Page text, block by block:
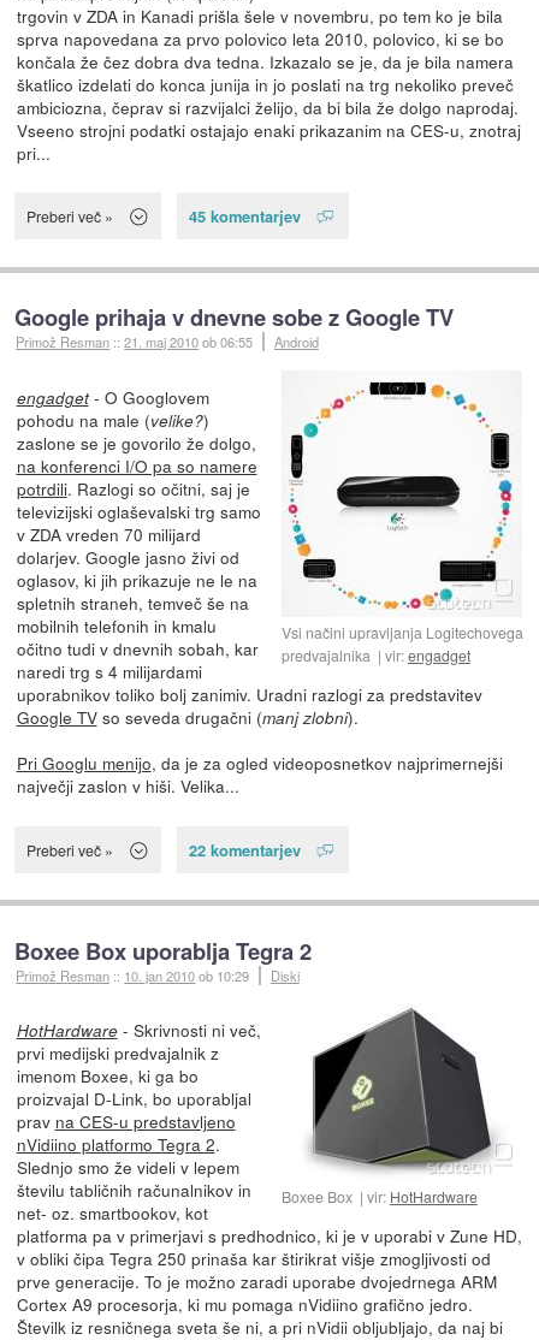
trgovin v ZDA in Kanadi prišla šele v novembru, po tem ko je bila
sprva napovedana za prvo polovico leta 2010, polovico, ki se bo
končala že čez dobra dva tedna. Izkazalo se je, da je bila namera
škatlico izdelati do konca junija in jo poslati na trg nekoliko preveč
ambiciozna, čeprav si razvijalci želijo, da bi bila že dolgo naprodaj.
Vseeno strojni podatki ostajajo enaki prikazanim na CES-u, znotraj
pri...
Preberi več » 45 komentarjev
Google prihaja v dnevne sobe z Google TV
Primož Resman ::21. maj 2010ob 06:55 Android
Vsi načini upravljanja Logitechovega
predvajalnika
vir:engadget
engadget- O Googlovem
pohodu na male (velike?)
zaslone se je govorilo že dolgo,
na konferenci I/O pa so namere
potrdili. Razlogi so očitni, saj je
televizijski oglaševalski trg samo
v ZDA vreden 70 milijard
dolarjev. Google jasno živi od
oglasov, ki jih prikazuje ne le na
spletnih straneh, temveč še na
mobilnih telefonih in kmalu
očitno tudi v dnevnih sobah, kar
naredi trg s 4 milijardami
uporabnikov toliko bolj zanimiv. Uradni razlogi za predstavitev
Google TVso seveda drugačni (manj zlobni).
Pri Googlu menijo, da je za ogled videoposnetkov najprimernejši
največji zaslon v hiši. Velika...
Preberi več » 22 komentarjev
Boxee Box uporablja Tegra 2
Primož Resman :: 10. jan 2010ob 10:29 Diski
Boxee Box vir: HotHardware
HotHardware- Skrivnosti ni več,
prvi medijski predvajalnik z
imenom Boxee, ki ga bo
proizvajal D-Link, bo uporabljal
prav na CES-u predstavljeno
nVidiino platformo Tegra 2.
Slednjo smo že videli v lepem
številu tabličnih računalnikov in
net- oz. smartbookov, kot
platforma pa v primerjavi s predhodnico, ki je v uporabi v Zune HD,
v obliki čipa Tegra 250 prinaša kar štirikrat višje zmogljivosti od
prve generacije. To je možno zaradi uporabe dvojedrnega ARM
Cortex A9 procesorja, ki mu pomaga nVidiino grafično jedro.
Številk iz resničnega sveta še ni, a pri nVidii obljubljajo, da naj bi